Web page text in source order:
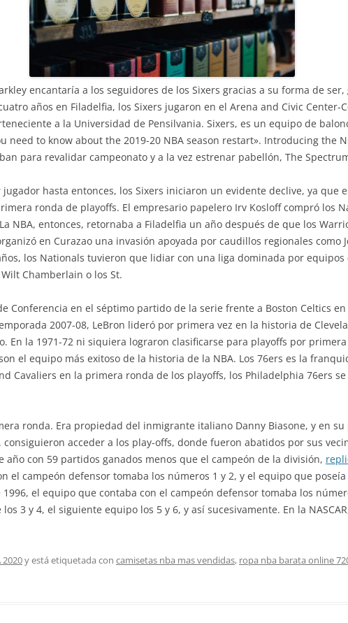
encantaría a los seguidores de los Sixers gracias a su forma de ser,
años en Filadelfia, los Sixers jugaron en el Arena and Civic Center-
a la Universidad de Pensilvania. Sixers, es un equipo de
need to know about the 2019-20 NBA season restart». Introducing the
para revalidar campeonato y a la vez estrenar pabellón, The
hasta entonces, los Sixers iniciaron un evidente declive, ya que
ronda de playoffs. El empresario papelero Irv Kosloff compró los
NBA, entonces, retornaba a Filadelfia un año después de que los
en Curazao una invasión apoyada por caudillos regionales como
los Nationals tuvieron que lidiar con una liga dominada por equipos
Chamberlain o los St.
Conferencia en el séptimo partido de la serie frente a Boston Celtics
2007-08, LeBron lideró por primera vez en la historia de
En la 1971-72 ni siquiera lograron clasificarse para playoffs por
el equipo más exitoso de la historia de la NBA. Los 76ers es la
Cavaliers en la primera ronda de los playoffs, los Philadelphia 76ers
ronda. Era propiedad del inmigrante italiano Danny Biasone, y en
acceder a los play-offs, donde fueron abatidos por sus
año con 59 partidos ganados menos que el campeón de la división,
el campeón defensor tomaba los números 1 y 2, y el equipo que
el equipo que contaba con el campeón defensor tomaba los
3 y 4, el siguiente equipo los 5 y 6, y así sucesivamente. En la
2020y está etiquetada con camisetas nba mas vendidas, ropa nba barata online